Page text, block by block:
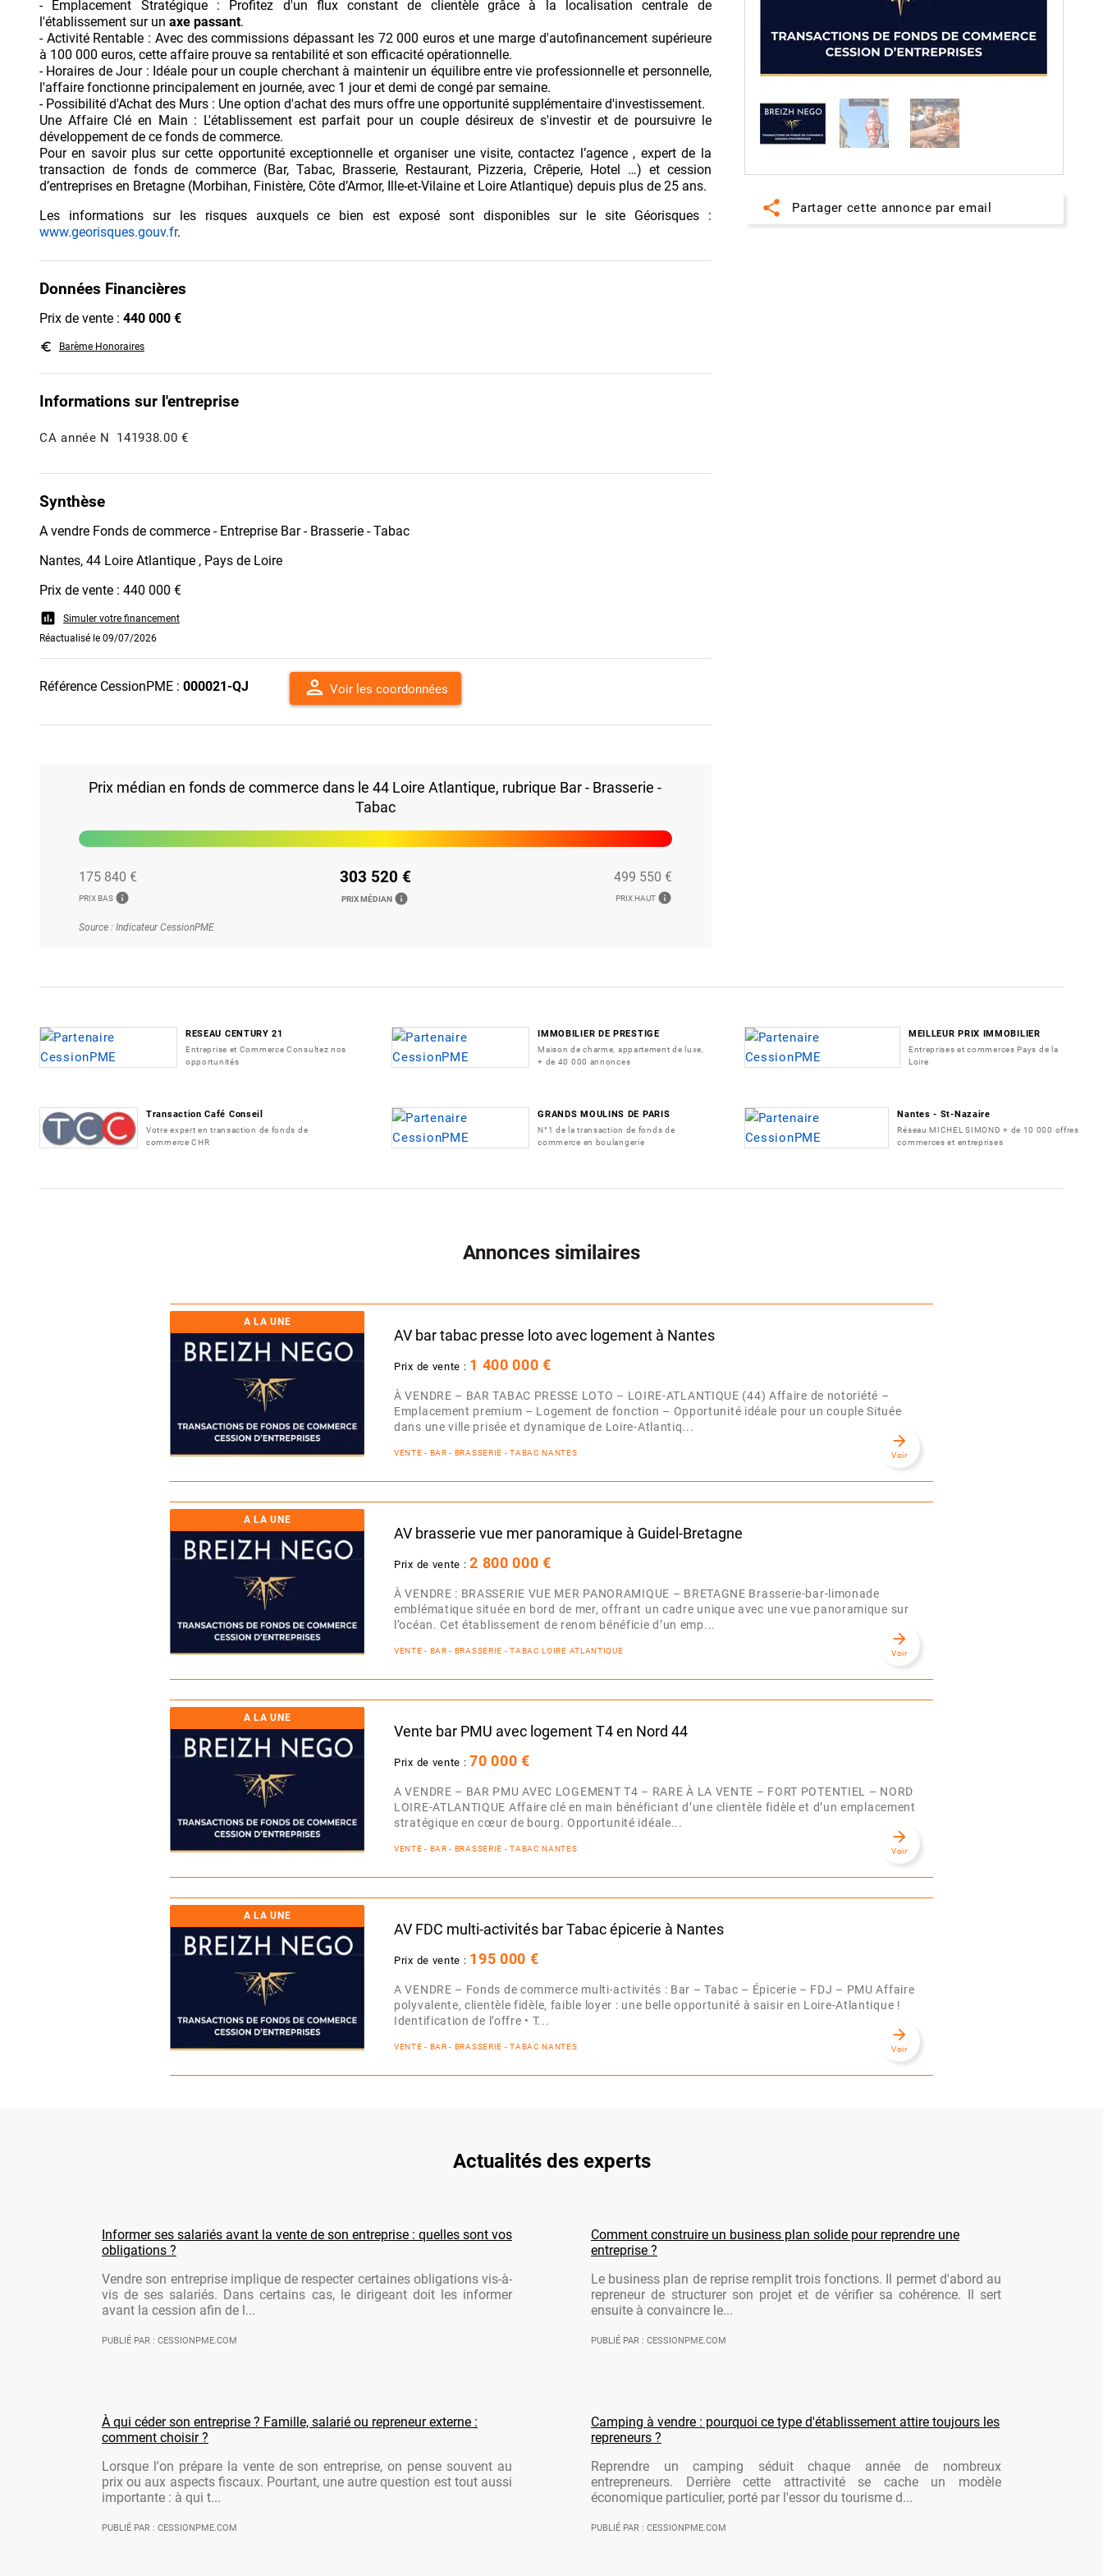
- Emplacement Stratégique : Profitez d'un flux constant de clientèle grâce à la localisation centrale de
l'établissement sur un axe passant.
- Activité Rentable : Avec des commissions dépassant les 72 000 euros et une marge d'autofinancement supérieure
à 100 000 euros, cette affaire prouve sa rentabilité et son efficacité opérationnelle.
- Horaires de Jour : Idéale pour un couple cherchant à maintenir un équilibre entre vie professionnelle et personnelle,
l'affaire fonctionne principalement en journée, avec 1 jour et demi de congé par semaine.
- Possibilité d'Achat des Murs : Une option d'achat des murs offre une opportunité supplémentaire d'investissement.
Une Affaire Clé en Main : L'établissement est parfait pour un couple désireux de s'investir et de poursuivre le
développement de ce fonds de commerce.
Pour en savoir plus sur cette opportunité exceptionnelle et organiser une visite, contactez l’agence , expert de la
transaction de fonds de commerce (Bar, Tabac, Brasserie, Restaurant, Pizzeria, Crêperie, Hotel …) et cession
d’entreprises en Bretagne (Morbihan, Finistère, Côte d’Armor, Ille-et-Vilaine et Loire Atlantique) depuis plus de 25 ans.
Les informations sur les risques auxquels ce bien est exposé sont disponibles sur le site Géorisques :
www.georisques.gouv.fr.
Données Financières
Prix de vente : 440 000 €
euro_symbol Barème Honoraires
Informations sur l'entreprise
CA année N 141938.00 €
Synthèse
A vendre Fonds de commerce - Entreprise Bar - Brasserie - Tabac
Nantes, 44 Loire Atlantique , Pays de Loire
Prix de vente : 440 000 €
assessment
Simuler votre financement
Réactualisé le 09/07/2026
Référence CessionPME : 000021-QJ person Voir les coordonnées
Prix médian en fonds de commerce dans le 44 Loire Atlantique, rubrique Bar - Brasserie -
Tabac
175 840 €
PRIX BAS info
303 520 €
PRIX MÉDIAN info
499 550 €
PRIX HAUT info
Source : Indicateur CessionPME
share Partager cette annonce par email
RESEAU CENTURY 21
Entreprise et Commerce Consultez nos
opportunités
IMMOBILIER DE PRESTIGE
Maison de charme, appartement de luxe,
+ de 40 000 annonces
MEILLEUR PRIX IMMOBILIER
Entreprises et commerces Pays de la
Loire
Transaction Café Conseil
Votre expert en transaction de fonds de
commerce CHR
GRANDS MOULINS DE PARIS
N°1 de la transaction de fonds de
commerce en boulangerie
Nantes - St-Nazaire
Réseau MICHEL SIMOND + de 10 000 offres
commerces et entreprises
Annonces similaires
A LA UNE
AV bar tabac presse loto avec logement à Nantes
Prix de vente : 1 400 000 €
À VENDRE – BAR TABAC PRESSE LOTO – LOIRE-ATLANTIQUE (44) Affaire de notoriété –
Emplacement premium – Logement de fonction – Opportunité idéale pour un couple Située
dans une ville prisée et dynamique de Loire-Atlantiq...
VENTE - BAR - BRASSERIE - TABAC NANTES
arrow_forward
Voir
A LA UNE
AV brasserie vue mer panoramique à Guidel-Bretagne
Prix de vente :2 800 000 €
À VENDRE : BRASSERIE VUE MER PANORAMIQUE – BRETAGNE Brasserie-bar-limonade
emblématique située en bord de mer, offrant un cadre unique avec une vue panoramique sur
l’océan. Cet établissement de renom bénéficie d’un emp...
VENTE - BAR - BRASSERIE - TABAC LOIRE ATLANTIQUE
arrow_forward
Voir
A LA UNE
Vente bar PMU avec logement T4 en Nord 44
Prix de vente : 70 000 €
A VENDRE – BAR PMU AVEC LOGEMENT T4 – RARE À LA VENTE – FORT POTENTIEL – NORD
LOIRE-ATLANTIQUE Affaire clé en main bénéficiant d’une clientèle fidèle et d’un emplacement
stratégique en cœur de bourg. Opportunité idéale...
VENTE - BAR - BRASSERIE - TABAC NANTES
arrow_forward
Voir
A LA UNE
AV FDC multi-activités bar Tabac épicerie à Nantes
Prix de vente : 195 000 €
A VENDRE – Fonds de commerce multi-activités : Bar – Tabac – Épicerie – FDJ – PMU Affaire
polyvalente, clientèle fidèle, faible loyer : une belle opportunité à saisir en Loire-Atlantique !
Identification de l’offre • T...
VENTE - BAR - BRASSERIE - TABAC NANTES
arrow_forward
Voir
Actualités des experts
Informer ses salariés avant la vente de son entreprise : quelles sont vos
obligations ?
Vendre son entreprise implique de respecter certaines obligations vis-à-
vis de ses salariés. Dans certains cas, le dirigeant doit les informer
avant la cession afin de l...
PUBLIÉ PAR : CESSIONPME.COM
Comment construire un business plan solide pour reprendre une
entreprise ?
Le business plan de reprise remplit trois fonctions. Il permet d'abord au
repreneur de structurer son projet et de vérifier sa cohérence. Il sert
ensuite à convaincre le...
PUBLIÉ PAR : CESSIONPME.COM
À qui céder son entreprise ? Famille, salarié ou repreneur externe :
comment choisir ?
Lorsque l'on prépare la vente de son entreprise, on pense souvent au
prix ou aux aspects fiscaux. Pourtant, une autre question est tout aussi
importante : à qui t...
PUBLIÉ PAR : CESSIONPME.COM
Camping à vendre : pourquoi ce type d'établissement attire toujours les
repreneurs ?
Reprendre un camping séduit chaque année de nombreux
entrepreneurs. Derrière cette attractivité se cache un modèle
économique particulier, porté par l'essor du tourisme d...
PUBLIÉ PAR : CESSIONPME.COM